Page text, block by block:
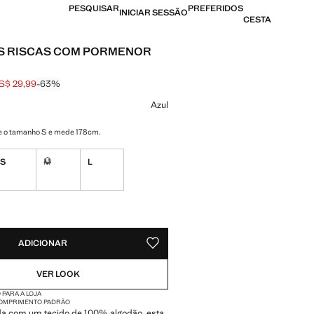
PESQUISARINICIAR SESSÃOPREFERIDOS
CESTA
RISCAS COM PORMENOR
[US$ 79,99 ]
29,99 ]
29,99-63%
cor
Azul
o tamanho S e mede 178cm.
Quero!
S M L
ADICIONAR GUARDAR NOS ARTIGOS PREFERIDOS
VER LOOK
PARA A LOJA
PADRÃO